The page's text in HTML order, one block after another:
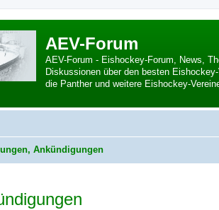
AEV-Forum
AEV-Forum - Eishockey-Forum, News,
Diskussionen über den besten
die Panther und weitere Eishockey-
Ankündigungen